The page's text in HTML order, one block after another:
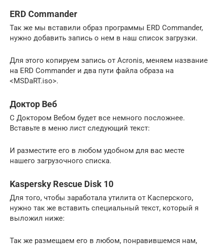
ERD Commander
Так же мы вставили образ программы ERD Commander,
нужно добавить запись о нем в наш список загрузки.
Для этого копируем запись от Acronis, меняем название
на ERD Commander и два пути файла образа на
<MSDaRT.iso>.
Доктор Веб
С Доктором Вебом будет все немного посложнее.
Вставьте в меню лист следующий текст:
И разместите его в любом удобном для вас месте
нашего загрузочного списка.
Kaspersky Rescue Disk 10
Для того, чтобы заработала утилита от Касперского,
нужно так же вставить специальный текст, который я
выложил ниже:
Так же размещаем его в любом, понравившемся нам,